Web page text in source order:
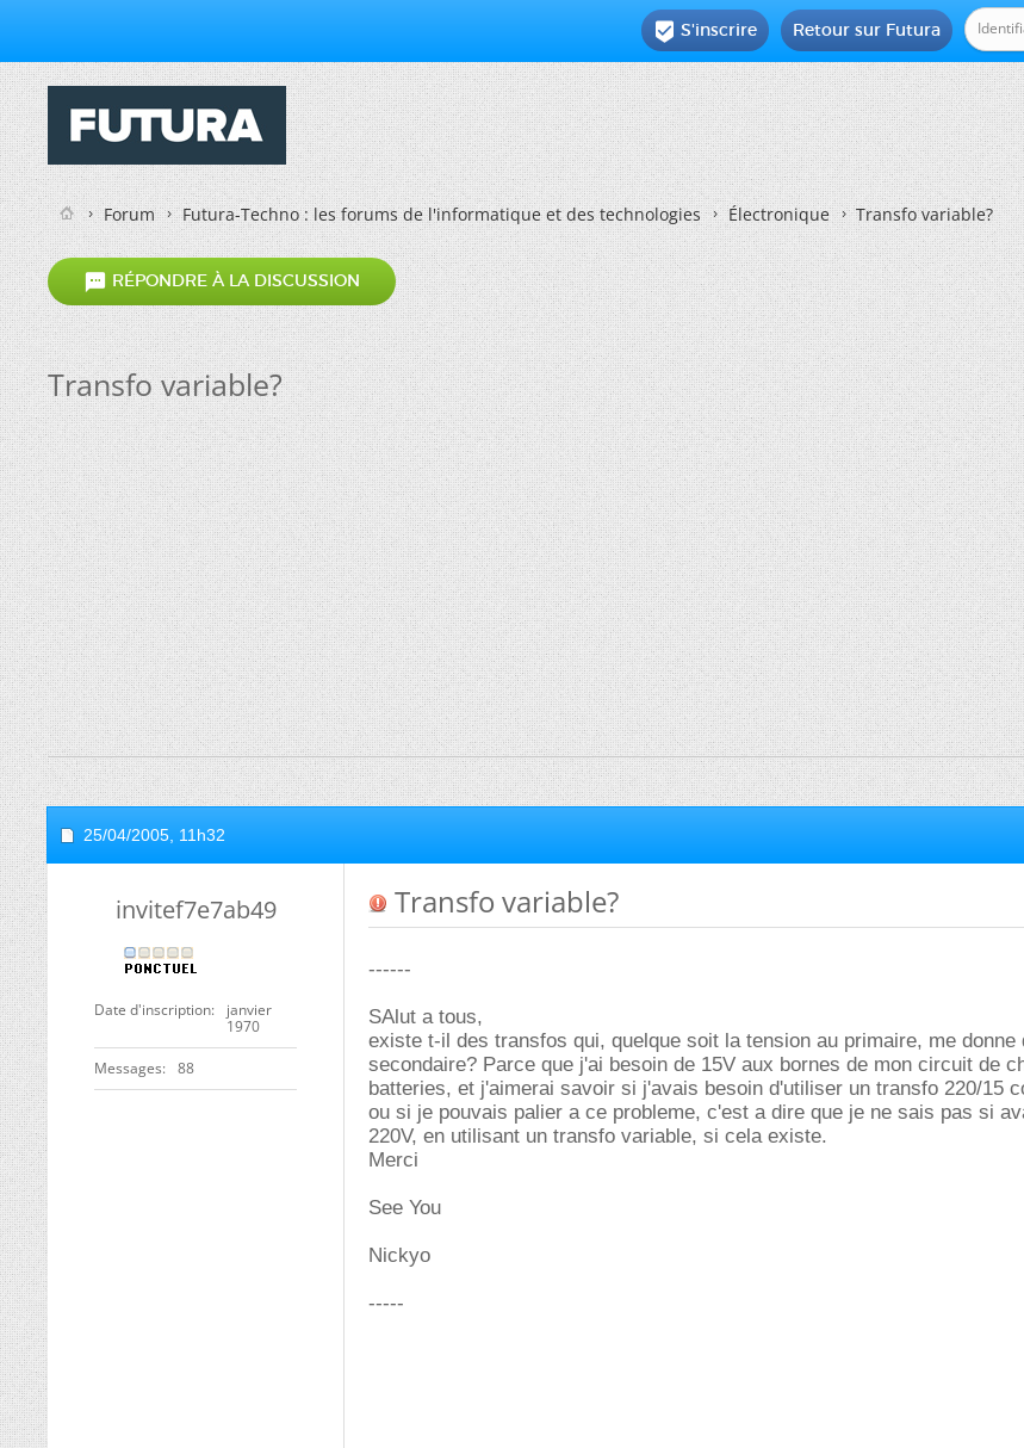
Retour sur Futura
 S'inscrire
Forum Futura-Techno : les forums de l'informatique et des technologies Électronique Transfo variable?
 RÉPONDRE À LA DISCUSSION
Transfo variable?
25/04/2005, 11h32
invitef7e7ab49
Date d'inscription
janvier
1970
Messages 88
Transfo variable?
------
SAlut a tous,
existe t-il des transfos qui, quelque soit la tension au primaire, me donne
secondaire? Parce que j'ai besoin de 15V aux bornes de mon circuit de
batteries, et j'aimerai savoir si j'avais besoin d'utiliser un transfo 220/15
ou si je pouvais palier a ce probleme, c'est a dire que je ne sais pas si
220V, en utilisant un transfo variable, si cela existe.
Merci
See You
Nickyo
-----